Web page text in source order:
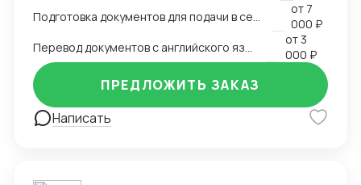
от 7
000 ₽
от 3
000 ₽
Написать
ПРЕДЛОЖИТЬ ЗАКАЗ